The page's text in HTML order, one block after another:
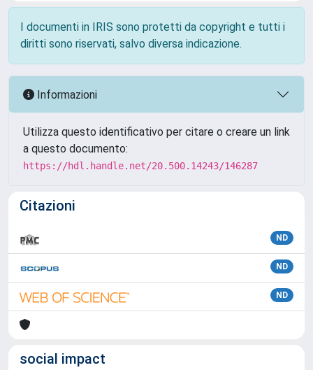
I documenti in IRIS sono protetti da copyright e tutti i
diritti sono riservati, salvo diversa indicazione.
Informazioni
Utilizza questo identificativo per citare o creare un link
a questo documento:
https://hdl.handle.net/20.500.14243/146287
Citazioni
ND
ND
ND
social impact